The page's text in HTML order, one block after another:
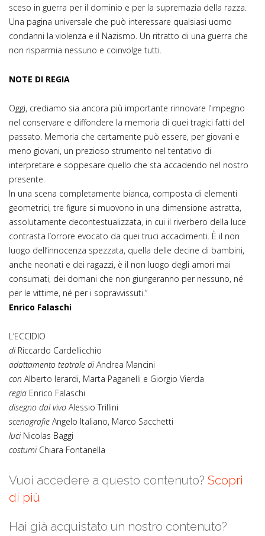
sceso in guerra per il dominio e per la supremazia della razza.
Una pagina universale che può interessare qualsiasi uomo
condanni la violenza e il Nazismo. Un ritratto di una guerra che
non risparmia nessuno e coinvolge tutti.
NOTE DI REGIA
Oggi, crediamo sia ancora più importante rinnovare l’impegno
nel conservare e diffondere la memoria di quei tragici fatti del
passato. Memoria che certamente può essere, per giovani e
meno giovani, un prezioso strumento nel tentativo di
interpretare e soppesare quello che sta accadendo nel nostro
presente.
In una scena completamente bianca, composta di elementi
geometrici, tre figure si muovono in una dimensione astratta,
assolutamente decontestualizzata, in cui il riverbero della luce
contrasta l’orrore evocato da quei truci accadimenti. È il non
luogo dell’innocenza spezzata, quella delle decine di bambini,
anche neonati e dei ragazzi, è il non luogo degli amori mai
consumati, dei domani che non giungeranno per nessuno, né
per le vittime, né per i sopravvissuti.”
Enrico Falaschi
L’ECCIDIO
diRiccardo Cardellicchio
adattamento teatrale diAndrea Mancini
con Alberto Ierardi, Marta Paganelli e Giorgio Vierda
regia Enrico Falaschi
disegno dal vivo Alessio Trillini
scenografie Angelo Italiano, Marco Sacchetti
luciNicolas Baggi
costumiChiara Fontanella
Vuoi accedere a questo contenuto? Scopri
di più
Hai già acquistato un nostro contenuto?